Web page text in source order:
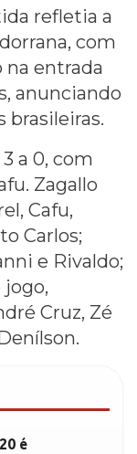
refletia a
com
na entrada
anunciando
brasileiras.
a 0, com
Zagallo
Cafu,
Carlos;
e Rivaldo;
jogo,
Cruz, Zé
é